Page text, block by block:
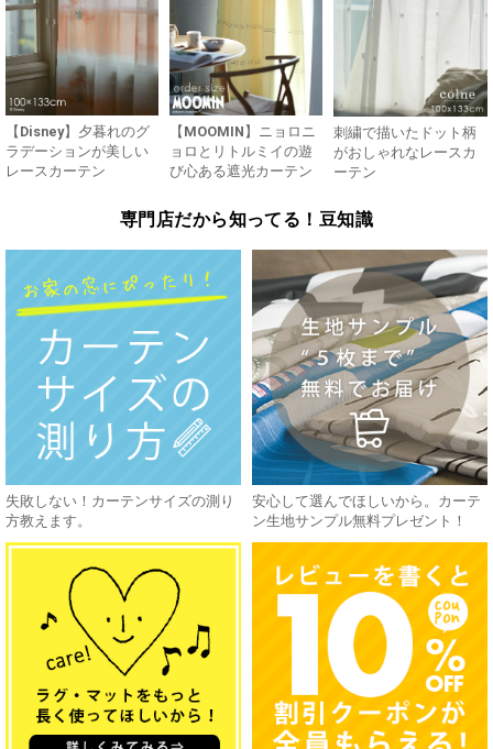
【Disney】夕暮れのグ
ラデーションが美しい
レースカーテン
【MOOMIN】ニョロニ
ョロとリトルミイの遊
び心ある遮光カーテン
刺繍で描いたドット柄
がおしゃれなレースカ
ーテン
専門店だから知ってる！豆知識
失敗しない！カーテンサイズの測り
方教えます。
安心して選んでほしいから。カーテ
ン生地サンプル無料プレゼント！